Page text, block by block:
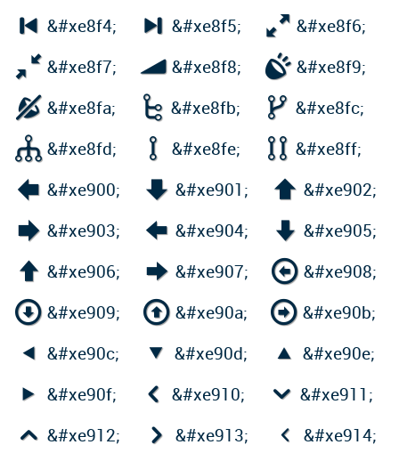
 &#xe8f4;  &#xe8f5;  &#xe8f6;
 &#xe8f7; &#xe8f8; &#xe8f9;
 &#xe8fa;  &#xe8fb;  &#xe8fc;
 &#xe8fd;  &#xe8fe;  &#xe8ff;
 &#xe900;  &#xe901;  &#xe902;
 &#xe903;  &#xe904;  &#xe905;
 &#xe906;  &#xe907;  &#xe908;
 &#xe909;  &#xe90a;  &#xe90b;
 &#xe90c;  &#xe90d;  &#xe90e;
 &#xe90f;  &#xe910;  &#xe911;
 &#xe912;  &#xe913;  &#xe914;